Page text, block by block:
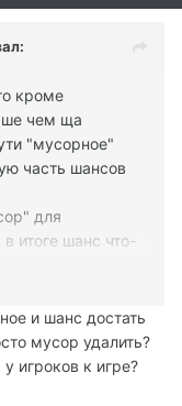
кроме
чем ща
"мусорное"
часть шансов
для
итоге шанс что-
и шанс достать
мусор удалить?
игроков к игре?